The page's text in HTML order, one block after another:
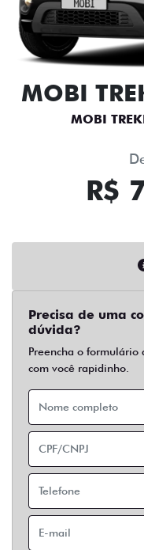
MOBI
MOBI
R$
Precisa de uma
dúvida?
Preencha o formulário
com você rapidinho.